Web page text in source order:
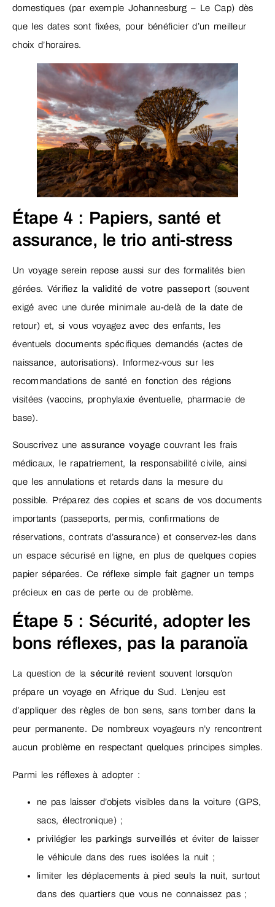
domestiques (par exemple Johannesburg – Le Cap) dès
que les dates sont fixées, pour bénéficier d’un meilleur
choix d’horaires.
Étape 4 : Papiers, santé et
assurance, le trio anti-stress
Un voyage serein repose aussi sur des formalités bien
gérées. Vérifiez la validité de votre passeport (souvent
exigé avec une durée minimale au-delà de la date de
retour) et, si vous voyagez avec des enfants, les
éventuels documents spécifiques demandés (actes de
naissance, autorisations). Informez-vous sur les
recommandations de santé en fonction des régions
visitées (vaccins, prophylaxie éventuelle, pharmacie de
base).
Souscrivez une assurance voyagecouvrant les frais
médicaux, le rapatriement, la responsabilité civile, ainsi
que les annulations et retards dans la mesure du
possible. Préparez des copies et scans de vos documents
importants (passeports, permis, confirmations de
réservations, contrats d’assurance) et conservez-les dans
un espace sécurisé en ligne, en plus de quelques copies
papier séparées. Ce réflexe simple fait gagner un temps
précieux en cas de perte ou de problème.
Étape 5 : Sécurité, adopter les
bons réflexes, pas la paranoïa
La question de lasécurité revient souvent lorsqu’on
prépare un voyage en Afrique du Sud. L’enjeu est
d’appliquer des règles de bon sens, sans tomber dans la
peur permanente. De nombreux voyageurs n’y rencontrent
aucun problème en respectant quelques principes simples.
Parmi les réflexes à adopter :
ne pas laisser d’objets visibles dans la voiture (GPS,
sacs, électronique) ;
privilégier les parkings surveillés et éviter de laisser
le véhicule dans des rues isolées la nuit ;
limiter les déplacements à pied seuls la nuit, surtout
dans des quartiers que vous ne connaissez pas ;